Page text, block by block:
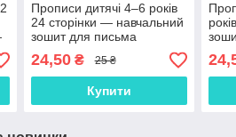
Прописи дитячі 4–6 років
24 сторінки — навчальний
зошит для письма
друкованих літер
російською мовою,
підготовка до школи
24,50₴ 25 ₴
Купити
і